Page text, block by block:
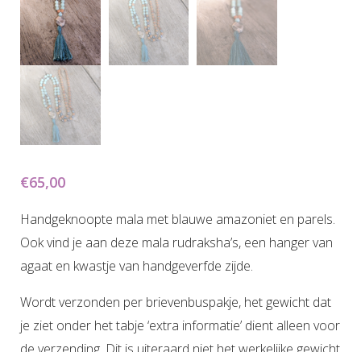
€65,00
Handgeknoopte mala met blauwe amazoniet en parels.
Ook vind je aan deze mala rudraksha’s, een hanger van
agaat en kwastje van handgeverfde zijde.
Wordt verzonden per brievenbuspakje, het gewicht dat
je ziet onder het tabje ‘extra informatie’ dient alleen voor